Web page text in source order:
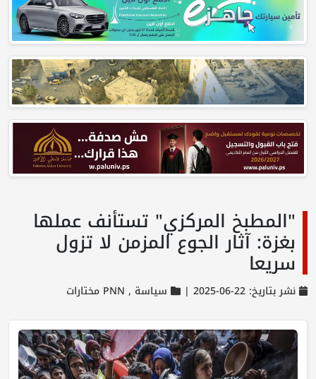
"المطبخ المركزي" تستأنف عملها
بغزة: آثار الجوع المزمن لا تزول
سريعا
نشر بتاريخ: 22-06-2025 | سياسة , PNN مختارات